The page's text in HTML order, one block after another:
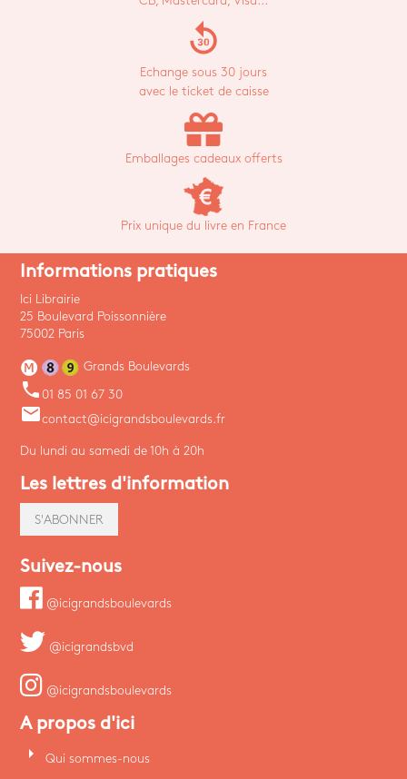
replay_30
Echange sous 30 jours
avec le ticket de caisse
Emballages cadeaux offerts
Prix unique du livre en France
Informations pratiques
Ici Librairie
25 Boulevard Poissonnière
75002 Paris
Grands Boulevards
phone 01 85 01 67 30
emailcontact@icigrandsboulevards.fr
Du lundi au samedi de 10h à 20h
Les lettres d'information
S'ABONNER
Suivez-nous
@icigrandsboulevards
@icigrandsbvd
@icigrandsboulevards
A propos d'ici
arrow_right Qui sommes-nous